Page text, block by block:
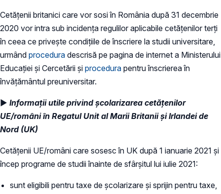
Cetățenii britanici care vor sosi în România după 31 decembrie
2020 vor intra sub incidența regulilor aplicabile cetățenilor terți
în ceea ce privește condițiile de înscriere la studii universitare,
urmând procedura descrisă pe pagina de internet a Ministerului
Educației și Cercetării și procedura pentru înscrierea în
învățământul preuniversitar.
► Informații utile privind școlarizarea cetățenilor
UE/români în Regatul Unit al Marii Britanii și Irlandei de
Nord (UK)
Cetățenii UE/români care sosesc în UK după 1 ianuarie 2021 și
încep programe de studii înainte de sfârșitul lui iulie 2021:
sunt eligibili pentru taxe de școlarizare și sprijin pentru taxe,